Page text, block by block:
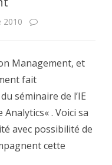
2010
Management, et
fait
séminaire de l’IE
. Voici sa
avec possibilité de
cette